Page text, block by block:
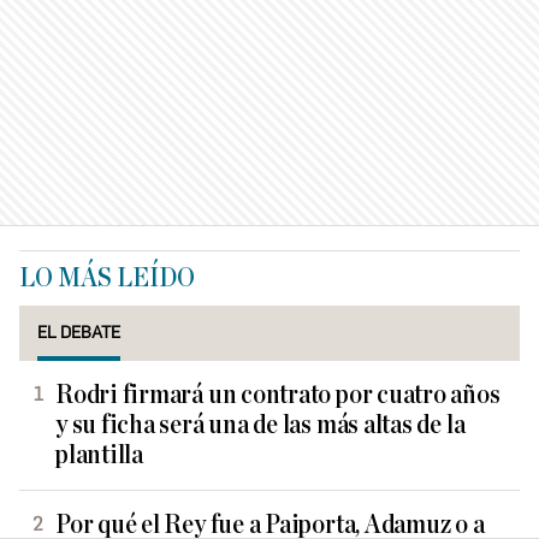
LO MÁS LEÍDO
EL DEBATE
Rodri firmará un contrato por cuatro años
y su ficha será una de las más altas de la
plantilla
Por qué el Rey fue a Paiporta, Adamuz o a